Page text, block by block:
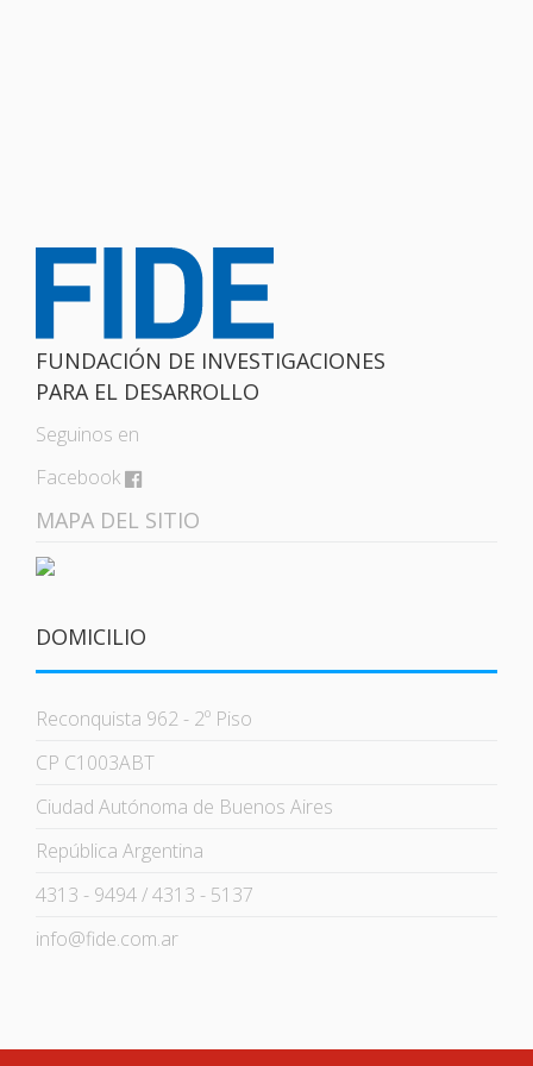
FUNDACIÓN DE INVESTIGACIONES
PARA EL DESARROLLO
Seguinos en
Facebook
MAPA DEL SITIO
DOMICILIO
Reconquista 962 - 2º Piso
CP C1003ABT
Ciudad Autónoma de Buenos Aires
República Argentina
4313 - 9494 / 4313 - 5137
info@fide.com.ar